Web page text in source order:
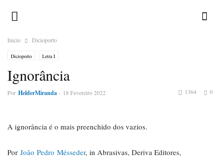
Inicio Dicioporto
Dicioporto Letra I
Ignorância
Por HelderMiranda- 18 Fevereiro 2022 0
1364
A ignorância é o mais preenchido dos vazios.
Por João Pedro Mésseder, in Abrasivas, Deriva Editores,